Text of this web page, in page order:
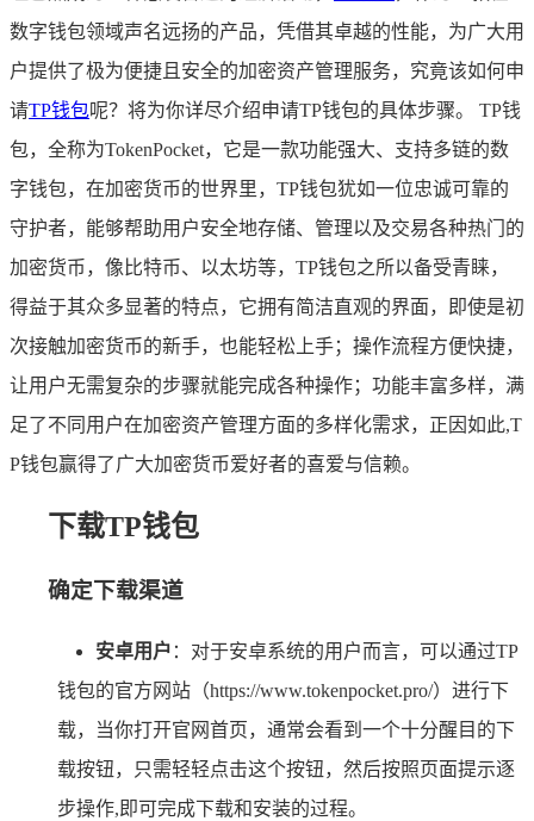
数字钱包领域声名远扬的产品，凭借其卓越的性能，为广大用
户提供了极为便捷且安全的加密资产管理服务，究竟该如何申
请TP钱包呢？将为你详尽介绍申请TP钱包的具体步骤。 TP钱
包，全称为TokenPocket，它是一款功能强大、支持多链的数
字钱包，在加密货币的世界里，TP钱包犹如一位忠诚可靠的
守护者，能够帮助用户安全地存储、管理以及交易各种热门的
加密货币，像比特币、以太坊等，TP钱包之所以备受青睐，
得益于其众多显著的特点，它拥有简洁直观的界面，即使是初
次接触加密货币的新手，也能轻松上手；操作流程方便快捷，
让用户无需复杂的步骤就能完成各种操作；功能丰富多样，满
足了不同用户在加密资产管理方面的多样化需求，正因如此,T
P钱包赢得了广大加密货币爱好者的喜爱与信赖。
下载TP钱包
确定下载渠道
安卓用户 ：对于安卓系统的用户而言，可以通过TP
钱包的官方网站（https://www.tokenpocket.pro/）进行下
载，当你打开官网首页，通常会看到一个十分醒目的下
载按钮，只需轻轻点击这个按钮，然后按照页面提示逐
步操作,即可完成下载和安装的过程。